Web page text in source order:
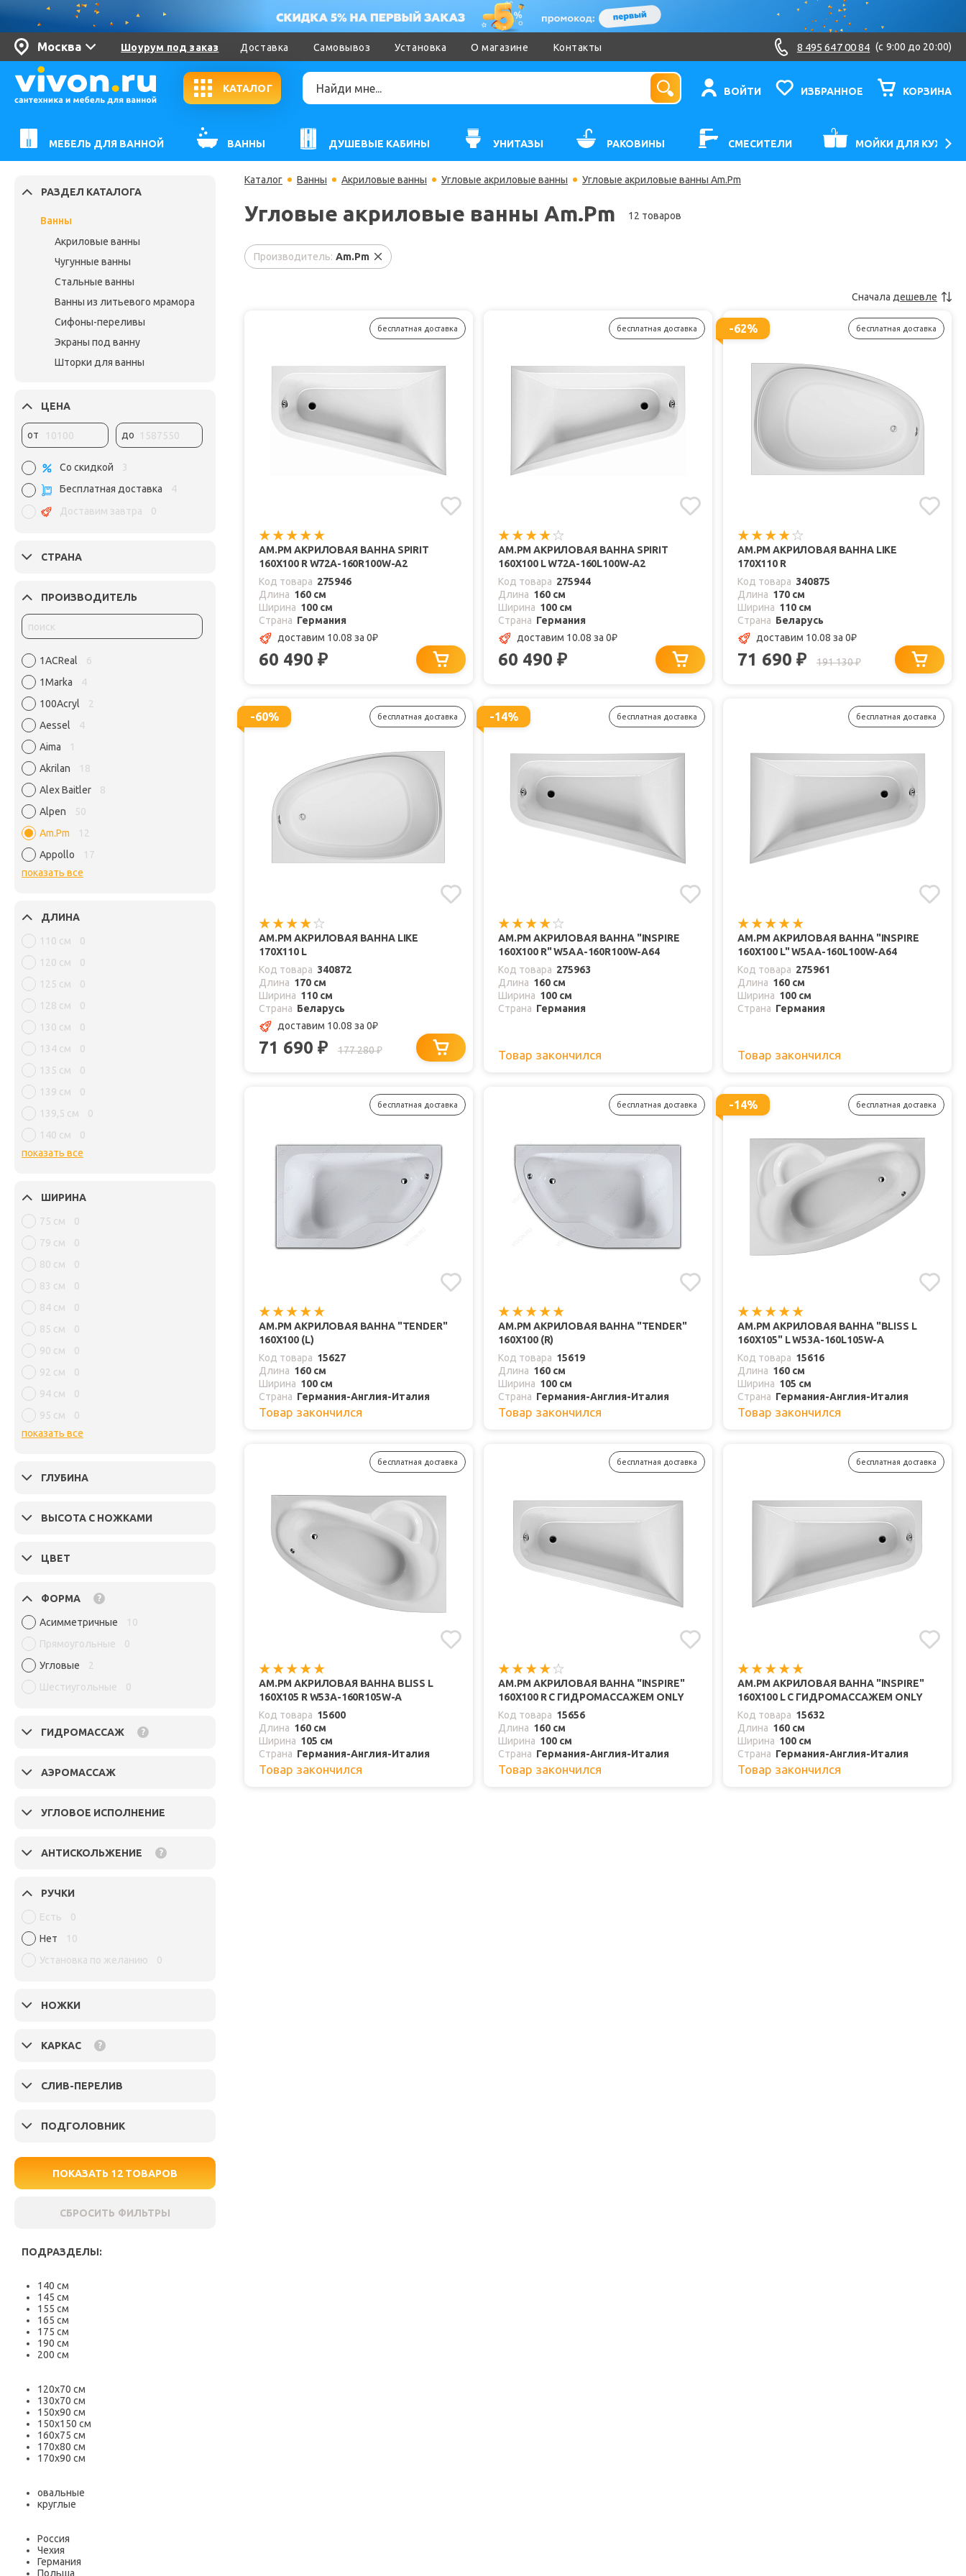
Москва Шоурум под заказ Доставка Самовывоз Установка О магазине Контакты 8 495 647 00 84 (c 9:00 до 20:00)
КАТАЛОГ ВОЙТИ ИЗБРАННОЕ КОРЗИНА
МЕБЕЛЬ ДЛЯ ВАННОЙ ВАННЫ ДУШЕВЫЕ КАБИНЫ УНИТАЗЫ РАКОВИНЫ СМЕСИТЕЛИ МОЙКИ ДЛЯ КУХНИ
РАЗДЕЛ КАТАЛОГА
Ванны
Акриловые ванны
Чугунные ванны
Стальные ванны
Ванны из литьевого мрамора
Сифоны-переливы
Экраны под ванну
Шторки для ванны
ЦЕНА
от до
Со скидкой
3
Бесплатная доставка
4
Доставим завтра
0
СТРАНА
ПРОИЗВОДИТЕЛЬ
1ACReal
6
1Marka
4
100Acryl
2
Aessel
4
Aima
1
Akrilan
18
Alex Baitler
8
Alpen
50
Am.Pm
12
Appollo
17
показать все
ДЛИНА
110 см
0
120 см
0
125 см
0
128 см
0
130 см
0
134 см
0
135 см
0
139 см
0
139,5 см
0
140 см
0
показать все
ШИРИНА
75 см
0
79 см
0
80 см
0
83 см
0
84 см
0
85 см
0
90 см
0
92 см
0
94 см
0
95 см
0
показать все
ГЛУБИНА
ВЫСОТА С НОЖКАМИ
ЦВЕТ
ФОРМА ?
Асимметричные
10
Прямоугольные
0
Угловые
2
Шестиугольные
0
ГИДРОМАССАЖ ?
АЭРОМАССАЖ
УГЛОВОЕ ИСПОЛНЕНИЕ
АНТИСКОЛЬЖЕНИЕ ?
РУЧКИ
Есть
0
Нет
10
Установка по желанию
0
НОЖКИ
КАРКАС ?
СЛИВ-ПЕРЕЛИВ
ПОДГОЛОВНИК
ПОКАЗАТЬ 12 ТОВАРОВ
СБРОСИТЬ ФИЛЬТРЫ
ПОДРАЗДЕЛЫ:
140 см
145 см
155 см
165 см
175 см
190 см
200 см
120х70 см
130х70 см
150х90 см
150х150 см
160х75 см
170х80 см
170х90 см
овальные
круглые
Россия
Чехия
Германия
Польша
Каталог Ванны Акриловые ванны Угловые акриловые ванны Угловые акриловые ванны Am.Pm
Угловые акриловые ванны Am.Pm 12 товаров
Производитель: Am.Pm
Сначала дешевле
бесплатная доставка
AM.PM АКРИЛОВАЯ ВАННА SPIRIT
160Х100 R W72A-160R100W-A2
Код товара 275946
Длина 160 см
Ширина 100 см
Страна Германия
доставим 10.08 за 0₽
60 490 ₽
бесплатная доставка
AM.PM АКРИЛОВАЯ ВАННА SPIRIT
160Х100 L W72A-160L100W-A2
Код товара 275944
Длина 160 см
Ширина 100 см
Страна Германия
доставим 10.08 за 0₽
60 490 ₽
-62% бесплатная доставка
AM.PM АКРИЛОВАЯ ВАННА LIKE
170Х110 R
Код товара 340875
Длина 170 см
Ширина 110 см
Страна Беларусь
доставим 10.08 за 0₽
71 690 ₽ 191 130₽
-60% бесплатная доставка
AM.PM АКРИЛОВАЯ ВАННА LIKE
170Х110 L
Код товара 340872
Длина 170 см
Ширина 110 см
Страна Беларусь
доставим 10.08 за 0₽
71 690 ₽ 177 280₽
-14% бесплатная доставка
AM.PM АКРИЛОВАЯ ВАННА "INSPIRE
160Х100 R" W5AA-160R100W-A64
Код товара 275963
Длина 160 см
Ширина 100 см
Страна Германия
Товар закончился
бесплатная доставка
AM.PM АКРИЛОВАЯ ВАННА "INSPIRE
160Х100 L" W5AA-160L100W-A64
Код товара 275961
Длина 160 см
Ширина 100 см
Страна Германия
Товар закончился
бесплатная доставка
AM.PM АКРИЛОВАЯ ВАННА "TENDER"
160Х100 (L)
Код товара 15627
Длина 160 см
Ширина 100 см
Страна Германия-Англия-Италия
Товар закончился
бесплатная доставка
AM.PM АКРИЛОВАЯ ВАННА "TENDER"
160Х100 (R)
Код товара 15619
Длина 160 см
Ширина 100 см
Страна Германия-Англия-Италия
Товар закончился
-14% бесплатная доставка
AM.PM АКРИЛОВАЯ ВАННА "BLISS L
160Х105" L W53A-160L105W-A
Код товара 15616
Длина 160 см
Ширина 105 см
Страна Германия-Англия-Италия
Товар закончился
бесплатная доставка
AM.PM АКРИЛОВАЯ ВАННА BLISS L
160Х105 R W53A-160R105W-A
Код товара 15600
Длина 160 см
Ширина 105 см
Страна Германия-Англия-Италия
Товар закончился
бесплатная доставка
AM.PM АКРИЛОВАЯ ВАННА "INSPIRE"
160X100 R С ГИДРОМАССАЖЕМ ONLY
Код товара 15656
Длина 160 см
Ширина 100 см
Страна Германия-Англия-Италия
Товар закончился
бесплатная доставка
AM.PM АКРИЛОВАЯ ВАННА "INSPIRE"
160X100 L С ГИДРОМАССАЖЕМ ONLY
Код товара 15632
Длина 160 см
Ширина 100 см
Страна Германия-Англия-Италия
Товар закончился